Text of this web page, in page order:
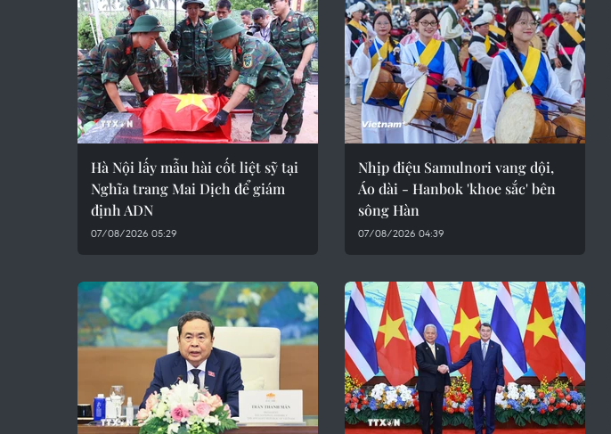
Hà Nội lấy mẫu hài cốt liệt sỹ tại
Nghĩa trang Mai Dịch để giám
định ADN
07/08/2026 05:29
Nhịp điệu Samulnori vang dội,
Áo dài - Hanbok 'khoe sắc' bên
sông Hàn
07/08/2026 04:39